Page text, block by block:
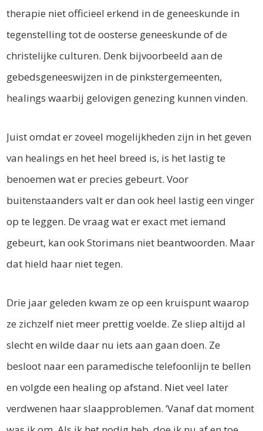
therapie niet officieel erkend in de geneeskunde in
tegenstelling tot de oosterse geneeskunde of de
christelijke culturen. Denk bijvoorbeeld aan de
gebedsgeneeswijzen in de pinkstergemeenten,
healings waarbij gelovigen genezing kunnen vinden.
Juist omdat er zoveel mogelijkheden zijn in het geven
van healings en het heel breed is, is het lastig te
benoemen wat er precies gebeurt. Voor
buitenstaanders valt er dan ook heel lastig een vinger
op te leggen. De vraag wat er exact met iemand
gebeurt, kan ook Storimans niet beantwoorden. Maar
dat hield haar niet tegen.
Drie jaar geleden kwam ze op een kruispunt waarop
ze zichzelf niet meer prettig voelde. Ze sliep altijd al
slecht en wilde daar nu iets aan gaan doen. Ze
besloot naar een paramedische telefoonlijn te bellen
en volgde een healing op afstand. Niet veel later
verdwenen haar slaapproblemen. ‘Vanaf dat moment